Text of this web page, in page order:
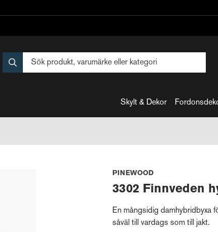
Skylt & Dekor
PINEWOOD
3302 Finnveden
En mångsidig damhybridbyxa
såväl till vardags som till jakt.